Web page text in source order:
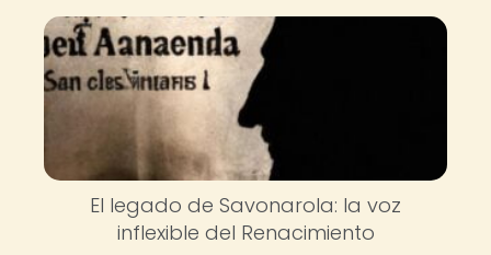
El legado de Savonarola: la voz
inflexible del Renacimiento